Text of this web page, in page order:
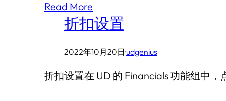
Read More
折扣设置
2022年10月20日·udgenius
折扣设置在 UD 的 Financials 功能组中